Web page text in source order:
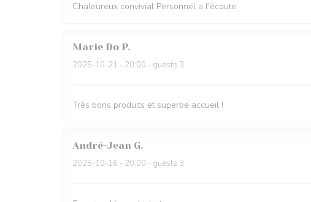
Chaleureux convivial Personnel a l'écoute
Marie Do P
2025-10-21 - 20:00 - guests 3
Très bons produits et superbe accueil !
André-Jean G
2025-10-16 - 20:00 - guests 3